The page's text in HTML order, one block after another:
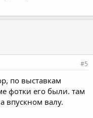
#5
по выставкам
фотки его были. там
впускном валу.